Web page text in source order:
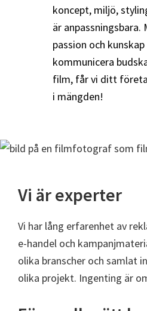
koncept, miljö,
är anpassningsbara.
passion och
kommunicera
film, får vi ditt
i mängden!
Vi är experter
Vi har lång erfarenhet av
e-handel och
olika branscher och samlat
olika projekt. Ingenting är